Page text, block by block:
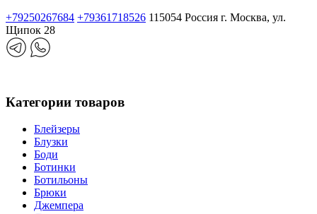
+79250267684 +79361718526 115054 Россия г. Москва, ул.
Щипок 28
Категории товаров
Блейзеры
Блузки
Боди
Ботинки
Ботильоны
Брюки
Джемпера